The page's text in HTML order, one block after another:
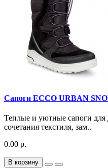
Сапоги ECCO URBAN
Теплые и уютные сапоги
сочетания текстиля, зам..
0.00 р.
В корзину